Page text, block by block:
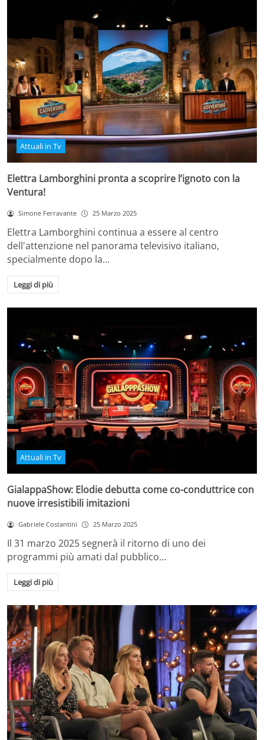
Attuali in Tv
Elettra Lamborghini pronta a scoprire l’ignoto con la
Ventura!
Simone Ferravante 25 Marzo 2025
Elettra Lamborghini continua a essere al centro
dell'attenzione nel panorama televisivo italiano,
specialmente dopo la…
Leggi di più
Attuali in Tv
GialappaShow: Elodie debutta come co-conduttrice con
nuove irresistibili imitazioni
Gabriele Costantini 25 Marzo 2025
Il 31 marzo 2025 segnerà il ritorno di uno dei
programmi più amati dal pubblico…
Leggi di più